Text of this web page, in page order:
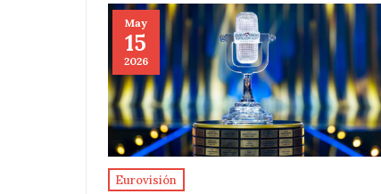
May
15
2026
Eurovisión